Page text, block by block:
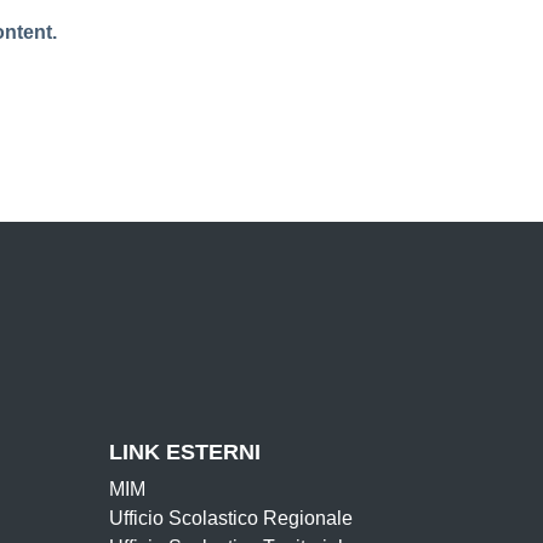
LINK ESTERNI
MIM
Ufficio Scolastico Regionale